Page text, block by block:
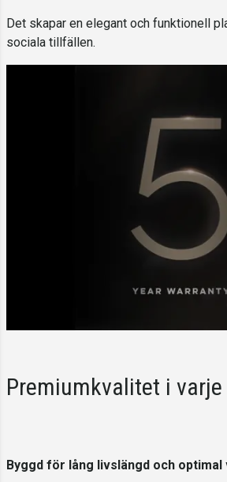
Det skapar en elegant och funktionell
sociala tillfällen.
Premiumkvalitet i
Byggd för lång livslängd och optimal